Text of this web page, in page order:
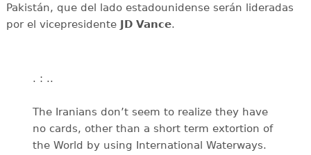
Pakistán, que del lado estadounidense serán lideradas
por el vicepresidente JD Vance.
. : ..
The Iranians don’t seem to realize they have
no cards, other than a short term extortion of
the World by using International Waterways.